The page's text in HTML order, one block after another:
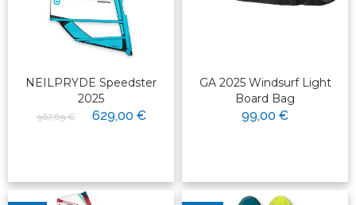
NEILPRYDE Speedster
2025
967,69 € 629,00 €
GA 2025 Windsurf Light
Board Bag
99,00 €